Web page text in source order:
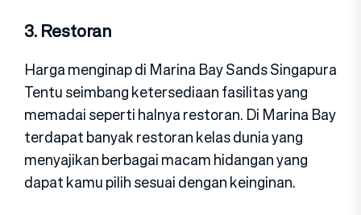
3. Restoran
Harga menginap di Marina Bay Sands Singapura
Tentu seimbang ketersediaan fasilitas yang
memadai seperti halnya restoran. Di Marina Bay
terdapat banyak restoran kelas dunia yang
menyajikan berbagai macam hidangan yang
dapat kamu pilih sesuai dengan keinginan.